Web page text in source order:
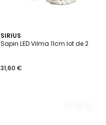
SIRIUS
Sapin LED Vilma 11cm lot de 2
31,60 €
3
Couleurs